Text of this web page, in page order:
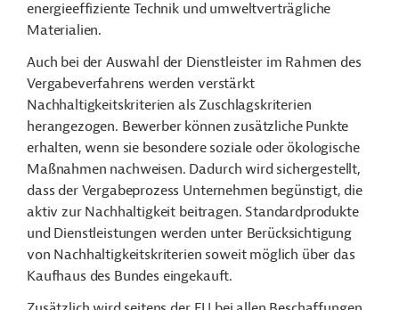
energieeffiziente Technik und umweltverträgliche
Materialien.
Auch bei der Auswahl der Dienstleister im Rahmen des
Vergabeverfahrens werden verstärkt
Nachhaltigkeitskriterien als Zuschlagskriterien
herangezogen. Bewerber können zusätzliche Punkte
erhalten, wenn sie besondere soziale oder ökologische
Maßnahmen nachweisen. Dadurch wird sichergestellt,
dass der Vergabeprozess Unternehmen begünstigt, die
aktiv zur Nachhaltigkeit beitragen. Standardprodukte
und Dienstleistungen werden unter Berücksichtigung
von Nachhaltigkeitskriterien soweit möglich über das
Kaufhaus des Bundes eingekauft.